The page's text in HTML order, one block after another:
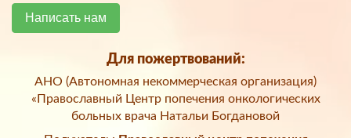
Написать нам
Для пожертвований:
АНО (Автономная некоммерческая организация)
«Православный Центр попечения онкологических
больных врача Натальи Богдановой